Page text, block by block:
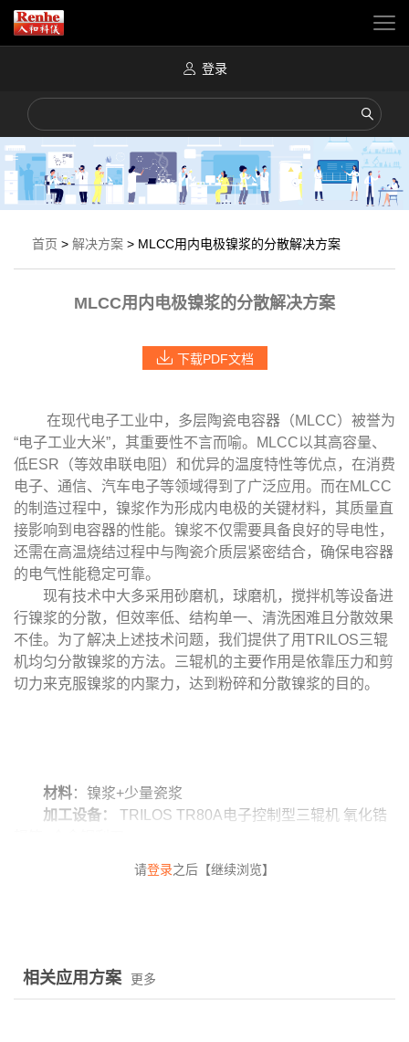
登录
首页 > 解决方案 > MLCC用内电极镍浆的分散解决方案
MLCC用内电极镍浆的分散解决方案
下载PDF文档
在现代电子工业中，多层陶瓷电容器（MLCC）被誉为
“电子工业大米”，其重要性不言而喻。MLCC以其高容量、
低ESR（等效串联电阻）和优异的温度特性等优点，在消费
电子、通信、汽车电子等领域得到了广泛应用。而在MLCC
的制造过程中，镍浆作为形成内电极的关键材料，其质量直
接影响到电容器的性能。镍浆不仅需要具备良好的导电性，
还需在高温烧结过程中与陶瓷介质层紧密结合，确保电容器
的电气性能稳定可靠。
现有技术中大多采用砂磨机，球磨机，搅拌机等设备进
行镍浆的分散，但效率低、结构单一、清洗困难且分散效果
不佳。为了解决上述技术问题，我们提供了用TRILOS三辊
机均匀分散镍浆的方法。三辊机的主要作用是依靠压力和剪
切力来克服镍浆的内聚力，达到粉碎和分散镍浆的目的。
材料：镍浆+少量瓷浆
加工设备：
TRILOS TR80A电子控制型三辊机 氧化锆
TRILOS TR80A型三辊机为实验室型三辊机的中间型
紧凑小巧，可便于安置在实验室桌面使用。极富亲和力的
人机界面由全触控工业控制屏来实现。独特的在线间隙修
请登录之后【继续浏览】
相关应用方案 更多